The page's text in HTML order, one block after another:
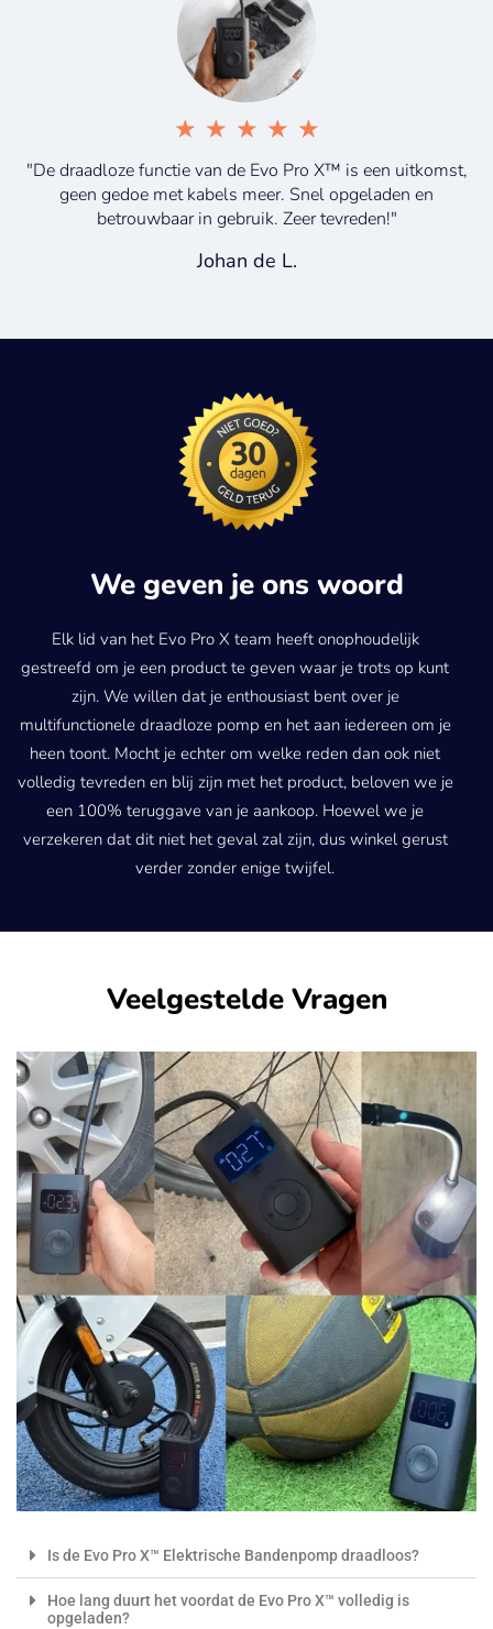
★ ★ ★ ★ ★
"De draadloze functie van de Evo Pro X™ is een uitkomst,
geen gedoe met kabels meer. Snel opgeladen en
betrouwbaar in gebruik. Zeer tevreden!"​
Johan de L.
We geven je ons woord
Elk lid van het Evo Pro X team heeft onophoudelijk
gestreefd om je een product te geven waar je trots op kunt
zijn. We willen dat je enthousiast bent over je
multifunctionele draadloze pomp en het aan iedereen om je
heen toont. Mocht je echter om welke reden dan ook niet
volledig tevreden en blij zijn met het product, beloven we je
een 100% teruggave van je aankoop. Hoewel we je
verzekeren dat dit niet het geval zal zijn, dus winkel gerust
verder zonder enige twijfel.
Veelgestelde Vragen
Is de Evo Pro X™ Elektrische Bandenpomp draadloos?
Hoe lang duurt het voordat de Evo Pro X™ volledig is
opgeladen?